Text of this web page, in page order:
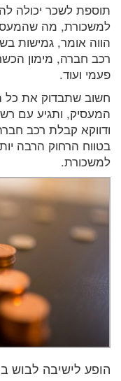
תוספת לשכר יכולה
למשכורת, מה
הווה אומר, גמישות
רכב חברה, מימון
פעמי ועוד.
חשוב שתבדוק את כל
המעסיק, ותגיע עם
ודווקא קבלת רכב
למשכורת.
הופע לישיבה לבוש